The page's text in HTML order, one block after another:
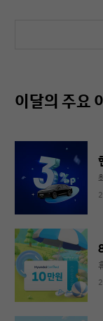
이달의 주요